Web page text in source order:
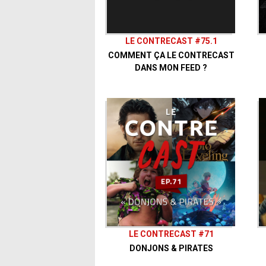
LE CONTRECAST #75.1
COMMENT ÇA LE CONTRECAST
DANS MON FEED ?
LE CONTRECAST #71
DONJONS & PIRATES